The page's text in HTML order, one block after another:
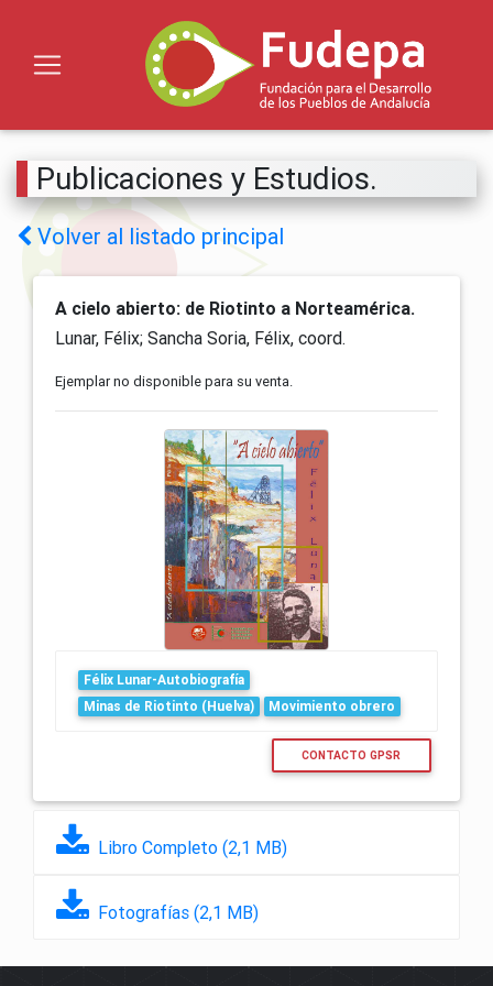
Publicaciones y Estudios.
Volver al listado principal
A cielo abierto: de Riotinto a Norteamérica.
Lunar, Félix; Sancha Soria, Félix, coord.
Ejemplar no disponible para su venta.
Félix Lunar-Autobiografía
Minas de Riotinto (Huelva)
Movimiento obrero
CONTACTO GPSR
Libro Completo (2,1 MB)
Fotografías (2,1 MB)